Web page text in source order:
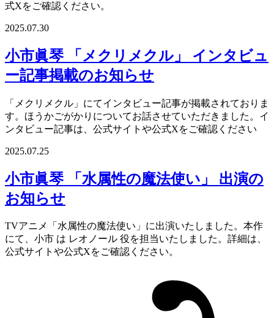
式Xをご確認ください。
2025.07.30
小市眞琴 「メクリメクル」 インタビュ
ー記事掲載のお知らせ
「メクリメクル」にてインタビュー記事が掲載されておりま
す。ほうかごがかりについてお話させていただきました。イ
ンタビュー記事は、公式サイトや公式Xをご確認ください
2025.07.25
小市眞琴 「水属性の魔法使い」 出演の
お知らせ
TVアニメ「水属性の魔法使い」に出演いたしました。本作
にて、小市 は レオノール 役を担当いたしました。詳細は、
公式サイトや公式Xをご確認ください。